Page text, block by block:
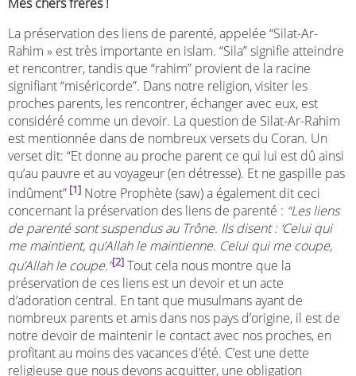
La préservation des liens de parenté, appelée “Silat-Ar-
Rahim » est très importante en islam. “Sila” signifie atteindre
et rencontrer, tandis que “rahim” provient de la racine
signifiant “miséricorde”. Dans notre religion, visiter les
proches parents, les rencontrer, échanger avec eux, est
considéré comme un devoir. La question de Silat-Ar-Rahim
est mentionnée dans de nombreux versets du Coran. Un
verset dit: “Et donne au proche parent ce qui lui est dû ainsi
qu’au pauvre et au voyageur (en détresse). Et ne gaspille pas
indûment” [1] Notre Prophète (saw) a également dit ceci
concernant la préservation des liens de parenté : “Les liens
de parenté sont suspendus au Trône. Ils disent : ‘Celui qui
me maintient, qu’Allah le maintienne. Celui qui me coupe,
qu’Allah le coupe.”[2] Tout cela nous montre que la
préservation de ces liens est un devoir et un acte
d’adoration central. En tant que musulmans ayant de
nombreux parents et amis dans nos pays d’origine, il est de
notre devoir de maintenir le contact avec nos proches, en
profitant au moins des vacances d’été. C’est une dette
religieuse que nous devons acquitter, une obligation